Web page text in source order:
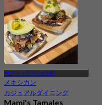
4.2
からS$ 87.5
MRTマックスウェル駅
メキシカン
カジュアルダイニング
Mami's Tamales